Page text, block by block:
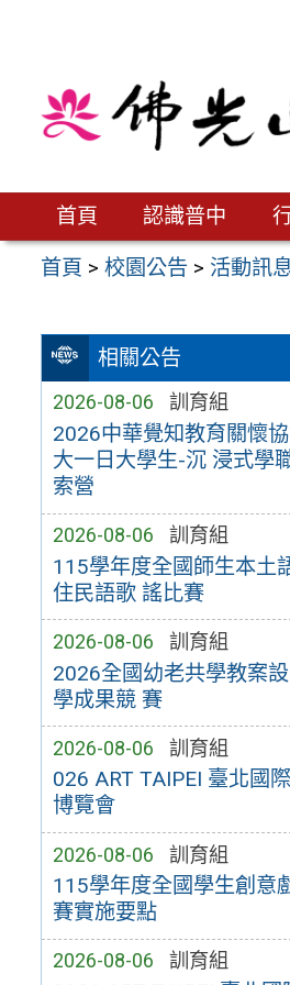
首頁 認識普中
首頁 >校園公告 > 活動訊
相關公告
2026-08-06 訓育組
2026中華覺知教育關懷
大一日大學生-沉 浸式學
索營
2026-08-06 訓育組
115學年度全國師生本土
住民語歌 謠比賽
2026-08-06 訓育組
2026全國幼老共學教案
學成果競 賽
2026-08-06 訓育組
026 ART TAIPEI 臺北國
博覽會
2026-08-06 訓育組
115學年度全國學生創意
賽實施要點
2026-08-06 訓育組